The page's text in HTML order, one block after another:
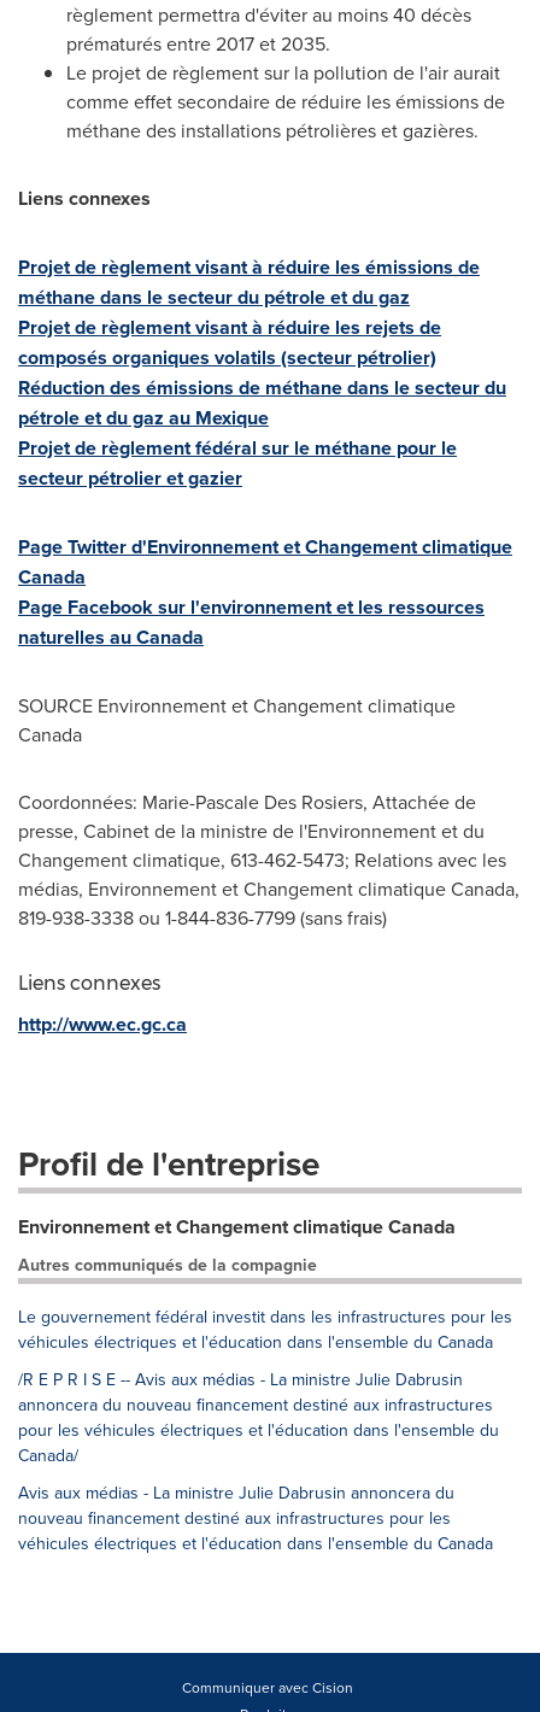
règlement permettra d'éviter au moins 40 décès
prématurés entre2017 et2035.
Le projet de règlement sur la pollution de l'air aurait
comme effet secondaire de réduire les émissions de
méthane des installations pétrolières et gazières.
Liens connexes
Projet de règlement visant à réduire les émissions de
méthane dans le secteur du pétrole et du gaz
Projet de règlement visant à réduire les rejets de
composés organiques volatils (secteur pétrolier)
Réduction des émissions de méthane dans le secteur du
pétrole et du gaz au Mexique
Projet de règlement fédéral sur le méthane pour le
secteur pétrolier et gazier
Page Twitter d'Environnement et Changement climatique
Canada
Page Facebook sur l'environnement et les ressources
naturelles au Canada
SOURCE Environnement et Changement climatique
Canada
Coordonnées: Marie-Pascale Des Rosiers, Attachée de
presse, Cabinet de la ministre de l'Environnement et du
Changement climatique, 613-462-5473; Relations avec les
médias, Environnement et Changement climatique Canada,
819-938-3338 ou 1-844-836-7799 (sans frais)
Liens connexes
http://www.ec.gc.ca
Profil de l'entreprise
Environnement et Changement climatique Canada
Autres communiqués de la compagnie
Le gouvernement fédéral investit dans les infrastructures pour les
véhicules électriques et l'éducation dans l'ensemble du Canada
/R E P R I S E -- Avis aux médias - La ministre Julie Dabrusin
annoncera du nouveau financement destiné aux infrastructures
pour les véhicules électriques et l'éducation dans l'ensemble du
Canada/
Avis aux médias - La ministre Julie Dabrusin annoncera du
nouveau financement destiné aux infrastructures pour les
véhicules électriques et l'éducation dans l'ensemble du Canada
Communiquer avec Cision